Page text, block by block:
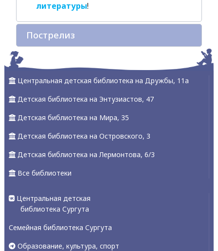
литературы!
Пострелиз
Центральная детская библиотека на Дружбы, 11а
Детская библиотека на Энтузиастов, 47
Детская библиотека на Мира, 35
Детская библиотека на Островского, 3
Детская библиотека на Лермонтова, 6/3
Все библиотеки
Центральная детская
библиотека Сургута
Семейная библиотека Сургута
Образование, культура, спорт